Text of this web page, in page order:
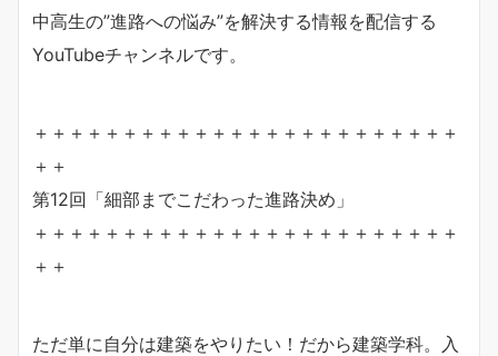
中高生の”進路への悩み”を解決する情報を配信する
YouTubeチャンネルです。
＋＋＋＋＋＋＋＋＋＋＋＋＋＋＋＋＋＋＋＋＋＋＋＋
＋＋
第12回「細部までこだわった進路決め」
＋＋＋＋＋＋＋＋＋＋＋＋＋＋＋＋＋＋＋＋＋＋＋＋
＋＋
ただ単に自分は建築をやりたい！だから建築学科。入